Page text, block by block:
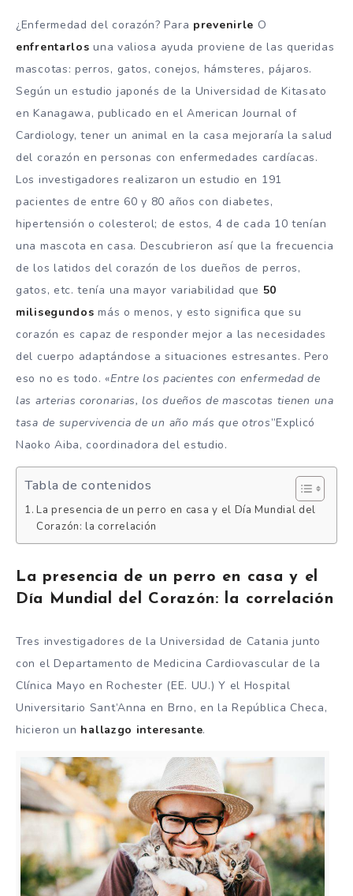
¿Enfermedad del corazón? Para prevenirle O
enfrentarlos una valiosa ayuda proviene de las queridas
mascotas: perros, gatos, conejos, hámsteres, pájaros.
Según un estudio japonés de la Universidad de Kitasato
en Kanagawa, publicado en el American Journal of
Cardiology, tener un animal en la casa mejoraría la salud
del corazón en personas con enfermedades cardíacas.
Los investigadores realizaron un estudio en 191
pacientes de entre 60 y 80 años con diabetes,
hipertensión o colesterol; de estos, 4 de cada 10 tenían
una mascota en casa. Descubrieron así que la frecuencia
de los latidos del corazón de los dueños de perros,
gatos, etc. tenía una mayor variabilidad que 50
milisegundos más o menos, y esto significa que su
corazón es capaz de responder mejor a las necesidades
del cuerpo adaptándose a situaciones estresantes. Pero
eso no es todo. «Entre los pacientes con enfermedad de
las arterias coronarias, los dueños de mascotas tienen una
tasa de supervivencia de un año más que otros”Explicó
Naoko Aiba, coordinadora del estudio.
Tabla de contenidos
La presencia de un perro en casa y el Día Mundial del
Corazón: la correlación
La presencia de un perro en casa y el
Día Mundial del Corazón: la correlación
Tres investigadores de la Universidad de Catania junto
con el Departamento de Medicina Cardiovascular de la
Clínica Mayo en Rochester (EE. UU.) Y el Hospital
Universitario Sant’Anna en Brno, en la República Checa,
hicieron un hallazgo interesante.